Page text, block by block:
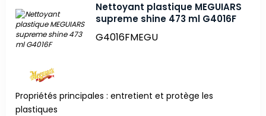
Nettoyant plastique MEGUIARS
supreme shine 473 ml G4016F
G4016FMEGU
Propriétés principales : entretient et protège les
plastiques